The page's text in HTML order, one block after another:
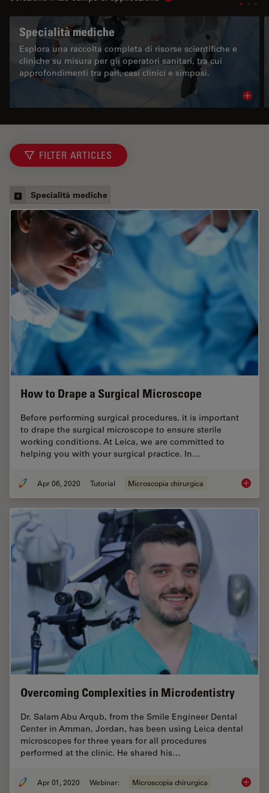
Specialità mediche
Esplora una raccolta completa di risorse scientifiche e
cliniche su misura per gli operatori sanitari, tra cui
approfondimenti tra pari, casi clinici e simposi.
FILTER ARTICLES
Specialità mediche
How to Drape a Surgical Microscope
Before performing surgical procedures, it is important
to drape the surgical microscope to ensure sterile
working conditions. At Leica, we are committed to
helping you with your surgical practice. In…
Apr 06, 2020 Tutorial Microscopia chirurgica How to
Overcoming Complexities in Microdentistry
Dr. Salam Abu Arqub, from the Smile Engineer Dental
Center in Amman, Jordan, has been using Leica dental
microscopes for three years for all procedures
performed at the clinic. He shared his…
Apr 01, 2020 Webinar: Microscopia chirurgica